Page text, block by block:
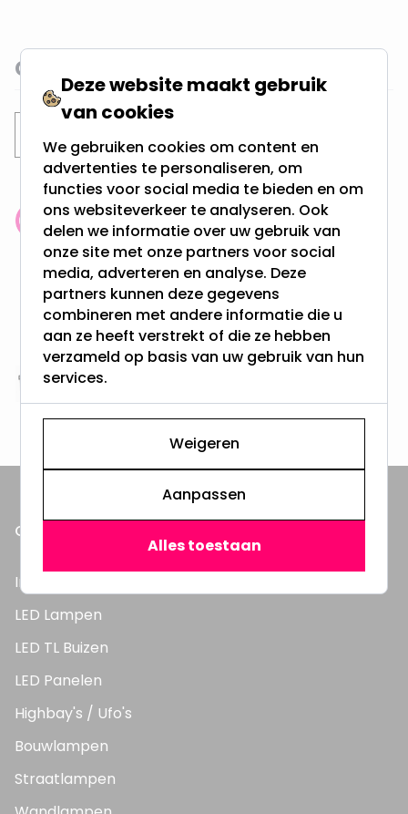
Gerelateerde categorieën
Klantenbeoordeling: 9.4/10
meer dan 100.000 klanten gingen u voor
Gratis verzending + snel geleverd
Vanaf EUR100,- naar NL & BE
& 100 dagen recht op retour
ONZE PRODUCTEN
Inbouwspots
LED Lampen
LED TL Buizen
LED Panelen
Highbay's / Ufo's
Bouwlampen
Straatlampen
Deze website maakt gebruik
van cookies
We gebruiken cookies om content en
advertenties te personaliseren, om
functies voor social media te bieden en om
ons websiteverkeer te analyseren. Ook
delen we informatie over uw gebruik van
onze site met onze partners voor social
media, adverteren en analyse. Deze
partners kunnen deze gegevens
combineren met andere informatie die u
aan ze heeft verstrekt of die ze hebben
verzameld op basis van uw gebruik van hun
services.
Weigeren
Aanpassen
Alles toestaan